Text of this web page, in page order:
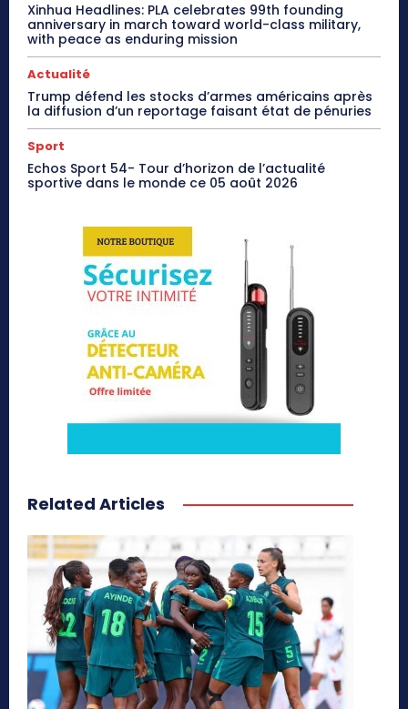
Xinhua Headlines: PLA celebrates 99th founding
anniversary in march toward world-class military,
with peace as enduring mission
Actualité
Trump défend les stocks d’armes américains après
la diffusion d’un reportage faisant état de pénuries
Sport
Echos Sport 54- Tour d’horizon de l’actualité
sportive dans le monde ce 05 août 2026
Related Articles